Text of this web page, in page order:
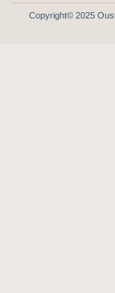
Copyright© 2025